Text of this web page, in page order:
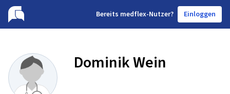
Bereits medflex-Nutzer? Einloggen
Dominik Wein